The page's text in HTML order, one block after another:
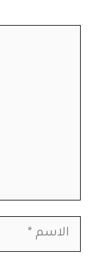
الاسم